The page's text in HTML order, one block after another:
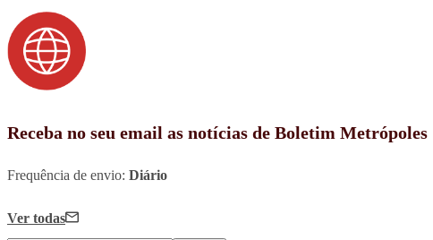
Receba no seu email as notícias de Boletim Metrópoles
Frequência de envio: Diário
Ver todas